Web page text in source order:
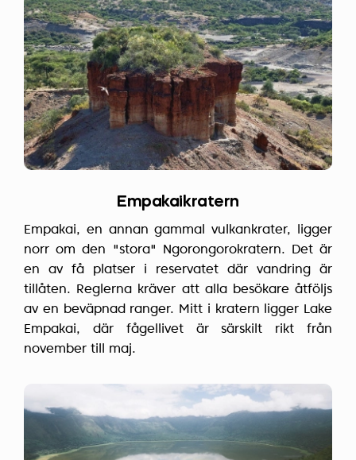
Empakaikratern
Empakai, en annan gammal vulkankrater, ligger
norr om den "stora" Ngorongorokratern. Det är
en av få platser i reservatet där vandring är
tillåten. Reglerna kräver att alla besökare åtföljs
av en beväpnad ranger. Mitt i kratern ligger Lake
Empakai, där fågellivet är särskilt rikt från
november till maj.